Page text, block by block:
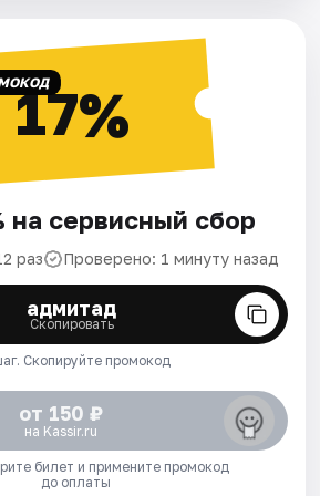
17%
на сервисный сбор
раз Проверено: 1 минуту назад
адмитад
Скопировать
Скопируйте промокод
от 150 ₽
на Kassir.ru
билет и примените промокод
до оплаты